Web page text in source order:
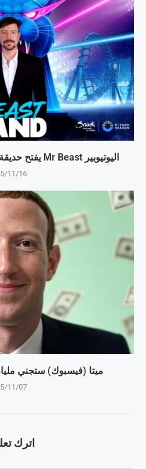
اليوتيوبير Mr Beast يفتح حديقة ترفيهية في بلد… مفاجئ
11/16
ميتا (فيسبوك) ستجني
11/07
اترك